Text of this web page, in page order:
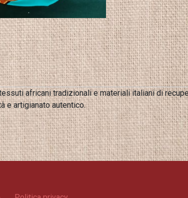
africani tradizionali e materiali italiani di
e artigianato autentico.